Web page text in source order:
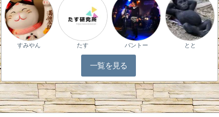
すみやん たす バントー とと
一覧を見る